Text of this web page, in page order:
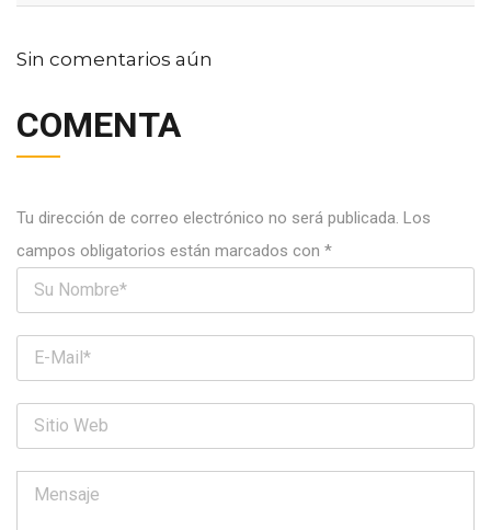
Sin comentarios aún
COMENTA
Tu dirección de correo electrónico no será publicada. Los
campos obligatorios están marcados con *